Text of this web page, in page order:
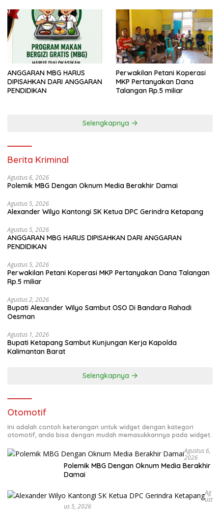
ANGGARAN MBG HARUS
DIPISAHKAN DARI ANGGARAN
PENDIDIKAN
Perwakilan Petani Koperasi
MKP Pertanyakan Dana
Talangan Rp.5 miliar
Selengkapnya
Berita Kriminal
Agustus 6, 2026
Polemik MBG Dengan Oknum Media Berakhir Damai
Agustus 5, 2026
Alexander Wilyo Kantongi SK Ketua DPC Gerindra Ketapang
Agustus 5, 2026
ANGGARAN MBG HARUS DIPISAHKAN DARI ANGGARAN
PENDIDIKAN
Agustus 5, 2026
Perwakilan Petani Koperasi MKP Pertanyakan Dana Talangan
Rp.5 miliar
Agustus 2, 2026
Bupati Alexander Wilyo Sambut OSO Di Bandara Rahadi
Oesman
Agustus 1, 2026
Bupati Ketapang Sambut Kunjungan Kerja Kapolda
Kalimantan Barat
Selengkapnya
Otomotif
Ini adalah contoh keterangan untuk widget dengan kategori
otomotif, anda bisa dengan mudah memasukkannya pada widget.
Agustus 6,
2026
Polemik MBG Dengan Oknum Media Berakhir
Damai
Ag
Ust
Us 5, 2026